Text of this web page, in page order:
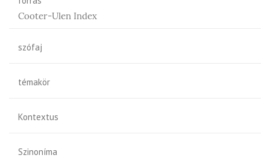
Cooter-Ulen Index
szófaj
témakör
Kontextus
Szinoníma